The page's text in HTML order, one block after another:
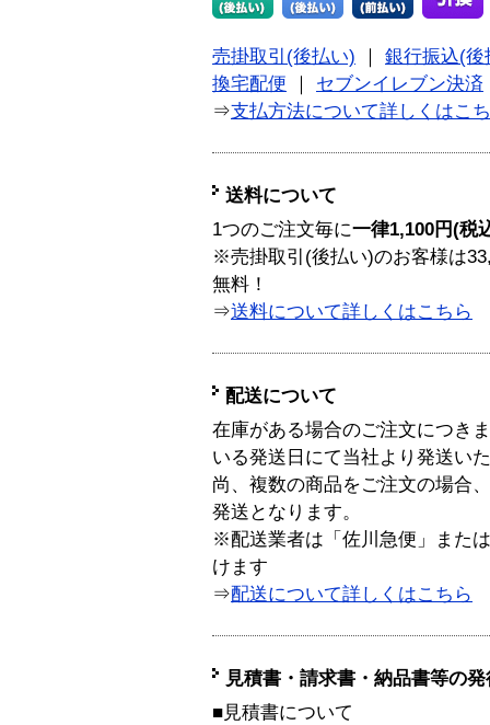
売掛取引(後払い)
銀行振込(後
換宅配便
セブンイレブン決済
⇒支払方法について詳しくはこ
送料について
1つのご注文毎に一律1,100円(税
※売掛取引(後払い)のお客様は
無料！
⇒送料について詳しくはこちら
配送について
在庫がある場合のご注文につき
いる発送日にて当社より発送い
尚、複数の商品をご注文の場合
発送となります。
※配送業者は「佐川急便」また
けます
⇒配送について詳しくはこちら
見積書・請求書・納品書等の
■見積書について